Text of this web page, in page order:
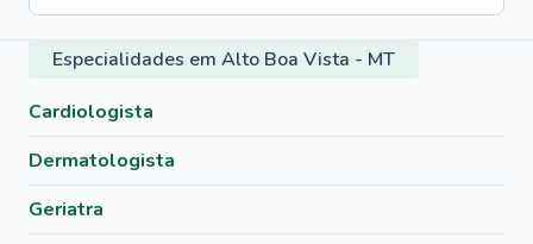
Especialidades em Alto Boa Vista - MT
Cardiologista
Dermatologista
Geriatra